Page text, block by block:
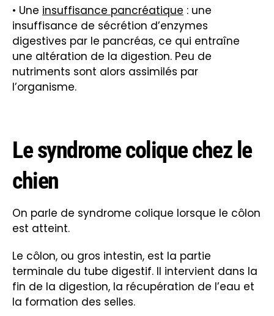
• Une insuffisance pancréatique : une
insuffisance de sécrétion d’enzymes
digestives par le pancréas, ce qui entraîne
une altération de la digestion. Peu de
nutriments sont alors assimilés par
l’organisme.
Le syndrome colique chez le
chien
On parle de syndrome colique lorsque le côlon
est atteint.
Le côlon, ou gros intestin, est la partie
terminale du tube digestif. Il intervient dans la
fin de la digestion, la récupération de l’eau et
la formation des selles.